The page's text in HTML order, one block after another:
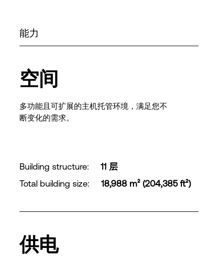
能力
空间
多功能且可扩展的主机托管环境，满足您不
断变化的需求。
Building structure:
11 层
Total building size: 18,988 m² (204,385 ft²)
供电